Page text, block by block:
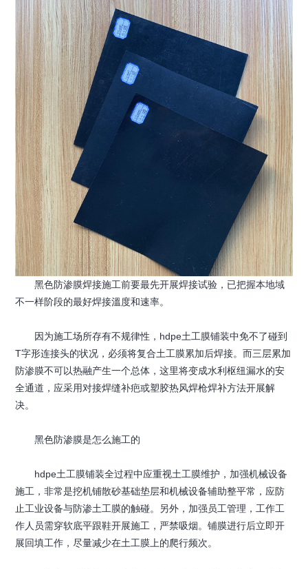
黑色防渗膜焊接施工前要最先开展焊接试验，已把握本地域
不一样阶段的最好焊接溫度和速率。
因为施工场所存有不规律性，hdpe土工膜铺装中免不了碰到
T字形连接头的状况，必须将复合土工膜累加后焊接。而三层累加
防渗膜不可以热融产生一个总体，这里将变成水利枢纽漏水的安
全通道，应采用对接焊缝补疤或塑胶热风焊枪焊补方法开展解
决。
黑色防渗膜是怎么施工的
hdpe土工膜铺装全过程中应重视土工膜维护，加强机械设备
施工，非常是挖机铺散砂基础垫层和机械设备辅助整平常，应防
止工业设备与防渗土工膜的触碰。另外，加强员工管理，工作工
作人员需穿软底平跟鞋开展施工，严禁吸烟。铺膜进行后立即开
展回填工作，尽量减少在土工膜上的爬行频次。